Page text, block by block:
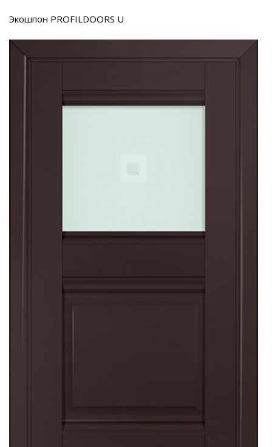
Экошпон PROFILDOORS U